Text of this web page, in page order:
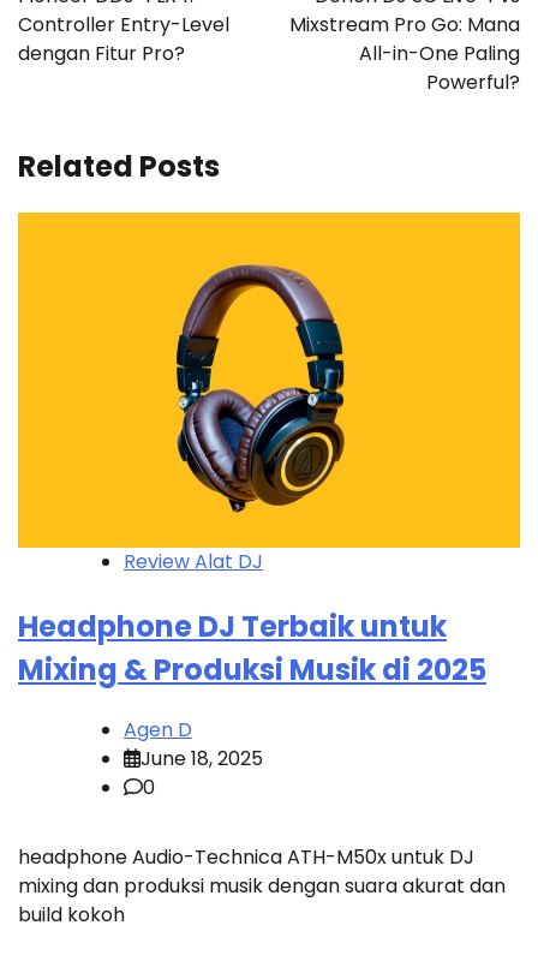
Controller Entry-Level
dengan Fitur Pro?
Mixstream Pro Go: Mana
All-in-One Paling
Powerful?
Related Posts
Review Alat DJ
Headphone DJ Terbaik untuk
Mixing & Produksi Musik di 2025
Agen D
June 18, 2025
0
headphone Audio-Technica ATH-M50x untuk DJ
mixing dan produksi musik dengan suara akurat dan
build kokoh